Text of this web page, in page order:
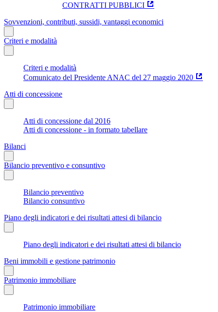
CONTRATTI PUBBLICI
Sovvenzioni, contributi, sussidi, vantaggi economici
Criteri e modalità
Criteri e modalità
Comunicato del Presidente ANAC del 27 maggio 2020
Atti di concessione
Atti di concessione dal 2016
Atti di concessione - in formato tabellare
Bilanci
Bilancio preventivo e consuntivo
Bilancio preventivo
Bilancio consuntivo
Piano degli indicatori e dei risultati attesi di bilancio
Piano degli indicatori e dei risultati attesi di bilancio
Beni immobili e gestione patrimonio
Patrimonio immobiliare
Patrimonio immobiliare